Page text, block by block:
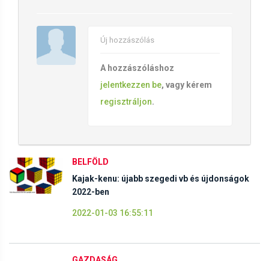
Új hozzászólás
A hozzászóláshoz
jelentkezzen be, vagy kérem
regisztráljon.
BELFÖLD
Kajak-kenu: újabb szegedi vb és újdonságok
2022-ben
2022-01-03 16:55:11